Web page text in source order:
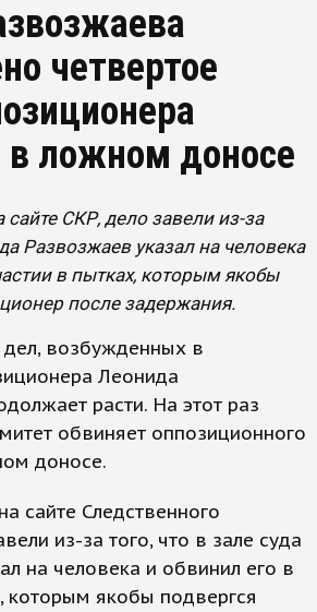
четвертое
ложном доносе
сайте СКР, дело завели из-за
Развозжаев указал на человека
в пытках, которым якобы
после задержания.
дел, возбужденных в
Леонида
расти. На этот раз
обвиняет оппозиционного
доносе.
сайте Следственного
из-за того, что в зале суда
на человека и обвинил его в
которым якобы подвергся